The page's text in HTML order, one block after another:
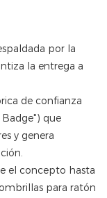
por la
la entrega a
de confianza
que
y genera
el concepto hasta
para ratón